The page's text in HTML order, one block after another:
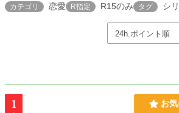
カテゴリ 恋愛 R指定 R15のみ タグ シ
1 お